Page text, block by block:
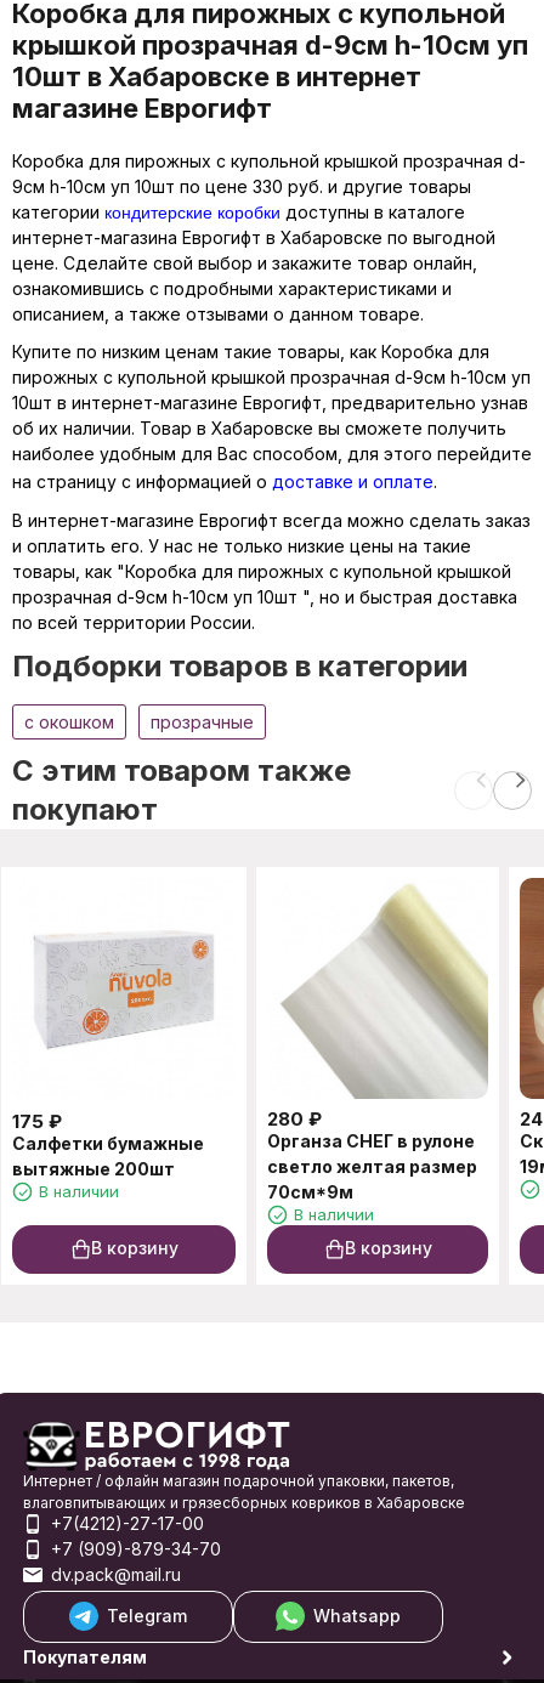
Коробка для пирожных с купольной
крышкой прозрачная d-9см h-10см уп
10шт в Хабаровске в интернет
магазине Еврогифт
Коробка для пирожных с купольной крышкой прозрачная d-
9см h-10см уп 10шт по цене 330 руб. и другие товары
категории кондитерские коробки доступны в каталоге
интернет-магазина Еврогифт в Хабаровске по выгодной
цене. Сделайте свой выбор и закажите товар онлайн,
ознакомившись с подробными характеристиками и
описанием, а также отзывами о данном товаре.
Купите по низким ценам такие товары, как Коробка для
пирожных с купольной крышкой прозрачная d-9см h-10см уп
10шт в интернет-магазине Еврогифт, предварительно узнав
об их наличии. Товар в Хабаровске вы сможете получить
наиболее удобным для Вас способом, для этого перейдите
на страницу с информацией о доставке и оплате.
В интернет-магазине Еврогифт всегда можно сделать заказ
и оплатить его. У нас не только низкие цены на такие
товары, как "Коробка для пирожных с купольной крышкой
прозрачная d-9см h-10см уп 10шт ", но и быстрая доставка
по всей территории России.
Подборки товаров в категории
c окошком прозрачные
C этим товаром также
покупают
175 ₽
Салфетки бумажные
вытяжные 200шт
В наличии
В корзину
280 ₽
Органза СНЕГ в рулоне
светло желтая размер
70см*9м
В наличии
В корзину
Интернет / офлайн магазин подарочной упаковки, пакетов,
влаговпитывающих и грязесборных ковриков в Хабаровске
+7(4212)-27-17-00
+7 (909)-879-34-70
dv.pack@mail.ru
Telegram
Whatsapp
Покупателям